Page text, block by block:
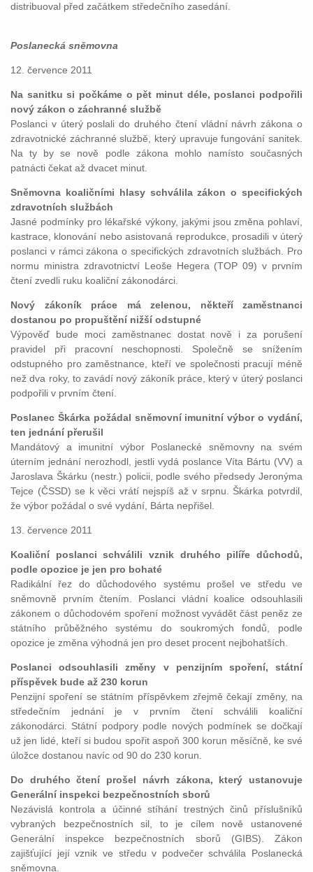
distribuoval před začátkem středečního zasedání.
Poslanecká sněmovna
12. července 2011
Na sanitku si počkáme o pět minut déle, poslanci podpořili
nový zákon o záchranné službě
Poslanci v úterý poslali do druhého čtení vládní návrh zákona o
zdravotnické záchranné službě, který upravuje fungování sanitek.
Na ty by se nově podle zákona mohlo namísto současných
patnácti čekat až dvacet minut.
Sněmovna koaličními hlasy schválila zákon o specifických
zdravotních službách
Jasné podmínky pro lékařské výkony, jakými jsou změna pohlaví,
kastrace, klonování nebo asistovaná reprodukce, prosadili v úterý
poslanci v rámci zákona o specifických zdravotních službách. Pro
normu ministra zdravotnictví Leoše Hegera (TOP 09) v prvním
čtení zvedli ruku koaliční zákonodárci.
Nový zákoník práce má zelenou, někteří zaměstnanci
dostanou po propuštění nižší odstupné
Výpověď bude moci zaměstnanec dostat nově i za porušení
pravidel při pracovní neschopnosti. Společně se snížením
odstupného pro zaměstnance, kteří ve společnosti pracují méně
než dva roky, to zavádí nový zákoník práce, který v úterý poslanci
podpořili v prvním čtení.
Poslanec Škárka požádal sněmovní imunitní výbor o vydání,
ten jednání přerušil
Mandátový a imunitní výbor Poslanecké sněmovny na svém
úterním jednání nerozhodl, jestli vydá poslance Víta Bártu (VV) a
Jaroslava Škárku (nestr.) policii, podle svého předsedy Jeronýma
Tejce (ČSSD) se k věci vrátí nejspíš až v srpnu. Škárka potvrdil,
že výbor požádal o své vydání, Bárta nepřišel.
13. července 2011
Koaliční poslanci schválili vznik druhého pilíře důchodů,
podle opozice je jen pro bohaté
Radikální řez do důchodového systému prošel ve středu ve
sněmovně prvním čtením. Poslanci vládní koalice odsouhlasili
zákonem o důchodovém spoření možnost vyvádět část peněz ze
státního průběžného systému do soukromých fondů, podle
opozice je změna výhodná jen pro deset procent nejbohatších.
Poslanci odsouhlasili změny v penzijním spoření, státní
příspěvek bude až 230 korun
Penzijní spoření se státním příspěvkem zřejmě čekají změny, na
středečním jednání je v prvním čtení schválili koaliční
zákonodárci. Státní podpory podle nových podmínek se dočkají
už jen lidé, kteří si budou spořit aspoň 300 korun měsíčně, ke své
úložce dostanou navíc od 90 do 230 korun.
Do druhého čtení prošel návrh zákona, který ustanovuje
Generální inspekci bezpečnostních sborů
Nezávislá kontrola a účinné stíhání trestných činů příslušníků
vybraných bezpečnostních sil, to je cílem nově ustanovené
Generální inspekce bezpečnostních sborů (GIBS). Zákon
zajišťující její vznik ve středu v podvečer schválila Poslanecká
sněmovna.